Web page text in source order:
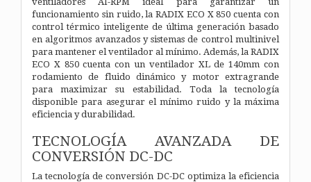
funcionamiento sin ruido, la RADIX ECO X 850 cuenta con
control térmico inteligente de última generación basado
en algoritmos avanzados y sistemas de control multinivel
para mantener el ventilador al mínimo. Además, la RADIX
ECO X 850 cuenta con un ventilador XL de 140mm con
rodamiento de fluido dinámico y motor extragrande
para maximizar su estabilidad. Toda la tecnología
disponible para asegurar el mínimo ruido y la máxima
eficiencia y durabilidad.
TECNOLOGÍA AVANZADA DE
CONVERSIÓN DC-DC
La tecnología de conversión DC-DC optimiza la eficiencia